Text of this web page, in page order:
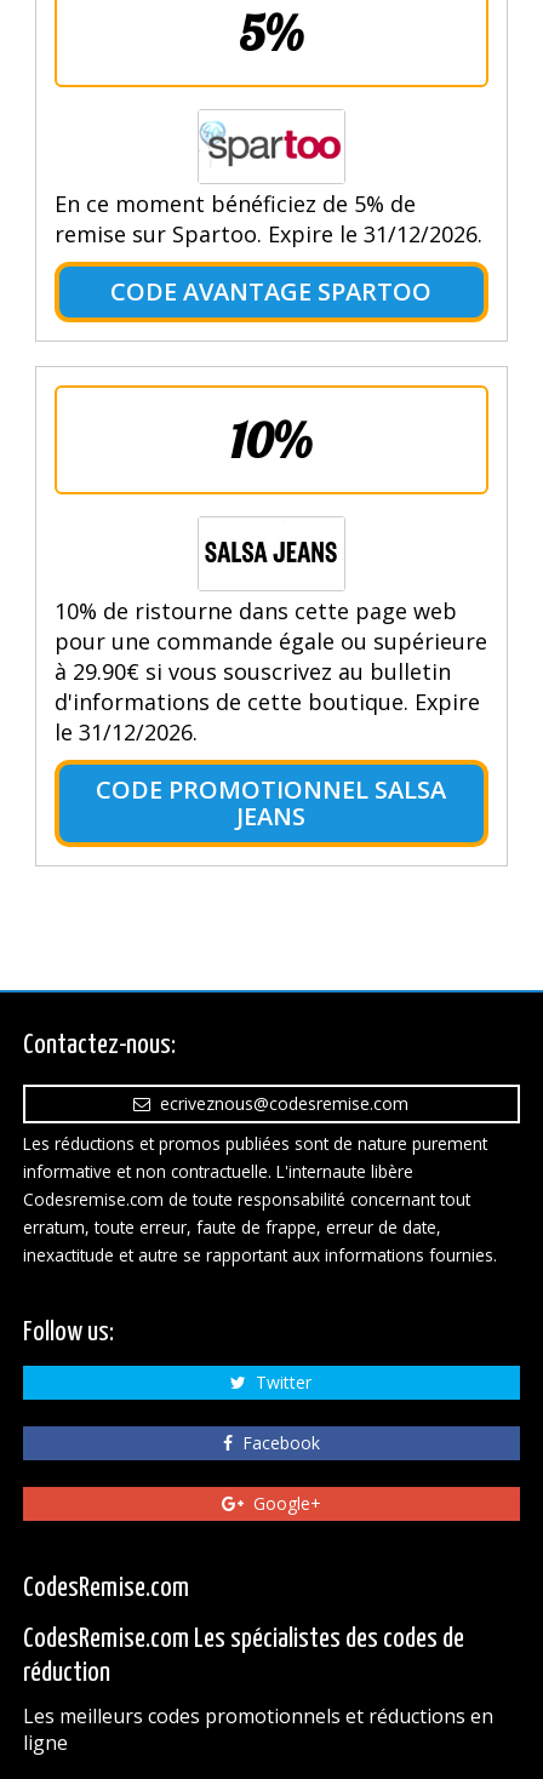
5%
En ce moment bénéficiez de 5% de
remise sur Spartoo. Expire le 31/12/2026.
CODE AVANTAGE SPARTOO
10%
10% de ristourne dans cette page web
pour une commande égale ou supérieure
à 29.90€ si vous souscrivez au bulletin
d'informations de cette boutique. Expire
le 31/12/2026.
CODE PROMOTIONNEL SALSA
JEANS
Contactez-nous:
ecriveznous@codesremise.com
Les réductions et promos publiées sont de nature purement
informative et non contractuelle. L'internaute libère
Codesremise.com de toute responsabilité concernant tout
erratum, toute erreur, faute de frappe, erreur de date,
inexactitude et autre se rapportant aux informations fournies.
Follow us:
Twitter
Facebook
Google+
CodesRemise.com
CodesRemise.com Les spécialistes des codes de
réduction
Les meilleurs codes promotionnels et réductions en
ligne